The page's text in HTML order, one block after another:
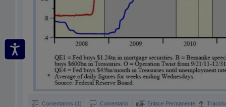
Comentarios (1) Comentario Enlace Permanente